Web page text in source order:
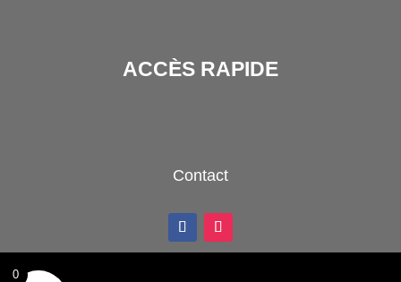
ACCÈS RAPIDE
Contact
0